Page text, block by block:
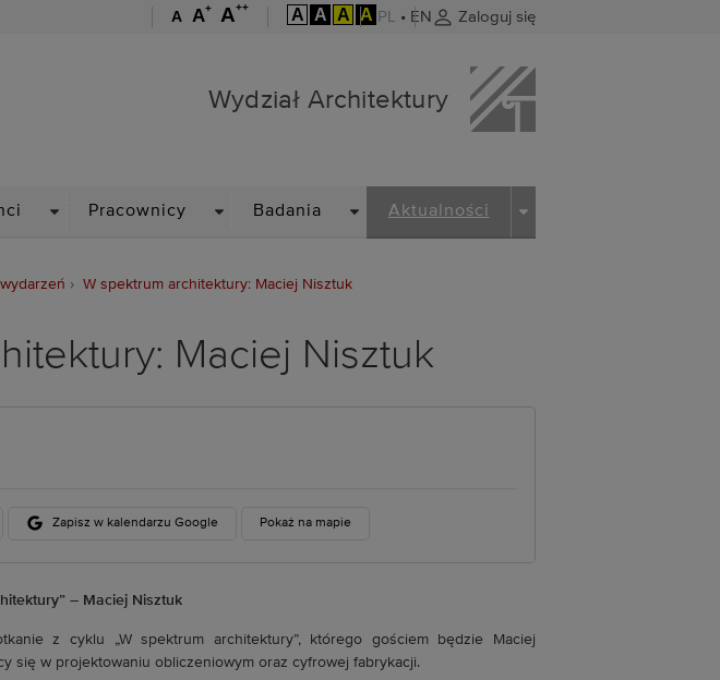
A A+ A++ A A A A PL • EN Zaloguj się
Wydział Architektury
Pracownicy Badania Aktualności
W spektrum architektury: Maciej Nisztuk
Maciej Nisztuk
Zapisz w kalendarzu Google Pokaż na mapie
– Maciej Nisztuk
z cyklu „W spektrum architektury”, którego gościem będzie Maciej
się w projektowaniu obliczeniowym oraz cyfrowej fabrykacji.